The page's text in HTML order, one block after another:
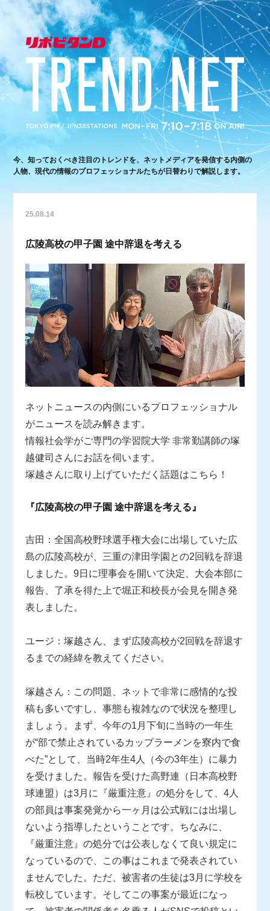
今、知っておくべき注目のトレンドを、ネットメディアを発信する内側の
人物、現代の情報のプロフェッショナルたちが日替わりで解説します。
25.08.14
広陵高校の甲子園 途中辞退を考える
ネットニュースの内側にいるプロフェッショナル
がニュースを読み解きます。
情報社会学がご専門の学習院大学 非常勤講師の塚
越健司さんにお話を伺います。
塚越さんに取り上げていただく話題はこちら！
『広陵高校の甲子園 途中辞退を考える』
吉田：全国高校野球選手権大会に出場していた広
島の広陵高校が、三重の津田学園との2回戦を辞退
しました。9日に理事会を開いて決定、大会本部に
報告、了承を得た上で堀正和校長が会見を開き発
表しました。
ユージ：塚越さん、まず広陵高校が2回戦を辞退す
るまでの経緯を教えてください。
塚越さん：この問題、ネットで非常に感情的な投
稿も多いですし、事態も複雑なので状況を整理し
ましょう。まず、今年の1月下旬に当時の一年生
が“部で禁止されているカップラーメンを寮内で食
べた”として、当時2年生4人（今の3年生）に暴力
を受けました。報告を受けた高野連（日本高校野
球連盟）は3月に『厳重注意』の処分をして、4人
の部員は事案発覚から一ヶ月は公式戦には出場し
ないよう指導したということです。ちなみに、
『厳重注意』の処分では公表しなくて良い規定に
なっているので、この事はこれまで発表されてい
ませんでした。ただ、被害者の生徒は3月に学校を
転校しています。そしてこの事案が最近になっ